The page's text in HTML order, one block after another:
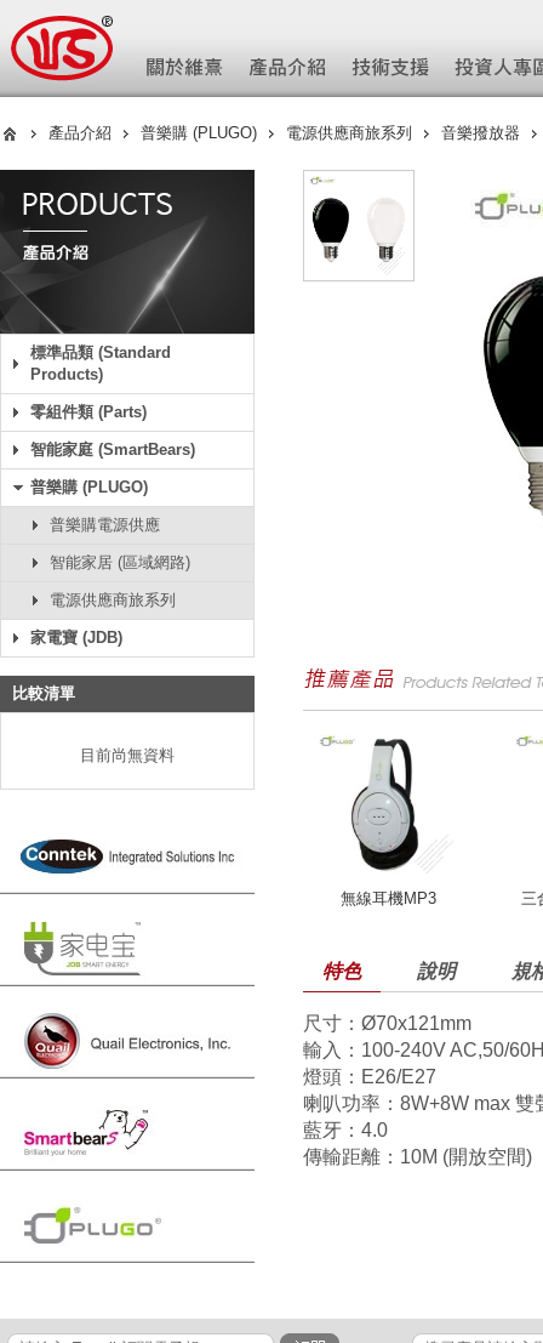
產品介紹 普樂購 (PLUGO) 電源供應商旅系列 音樂撥放器
標準品類 (Standard
Products)
零組件類 (Parts)
智能家庭 (SmartBears)
普樂購 (PLUGO)
普樂購電源供應
智能家居 (區域網路)
電源供應商旅系列
家電寶 (JDB)
比較清單
目前尚無資料
無線耳機MP3 三
特色 說明 規
尺寸： Ø70x121mm
輸入：100-240V AC,50/
燈頭：E26/E27
喇叭功率：8W+8W max 雙
藍牙：4.0
傳輸距離：10M (開放空間)